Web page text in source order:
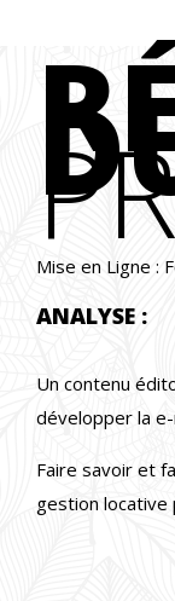
Mise en Ligne :
ANALYSE :
Un contenu
développer la
Faire savoir et
gestion locative